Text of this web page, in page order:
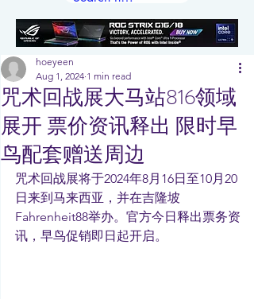
咒术回战展大马站816领域
展开 票价资讯释出 限时早
鸟配套赠送周边
hoeyeen
Aug 1, 2024 1 min read
咒术回战展将于2024年8月16日至10月20
日来到马来西亚，并在吉隆坡
Fahrenheit88举办。官方今日释出票务资
讯，早鸟促销即日起开启。